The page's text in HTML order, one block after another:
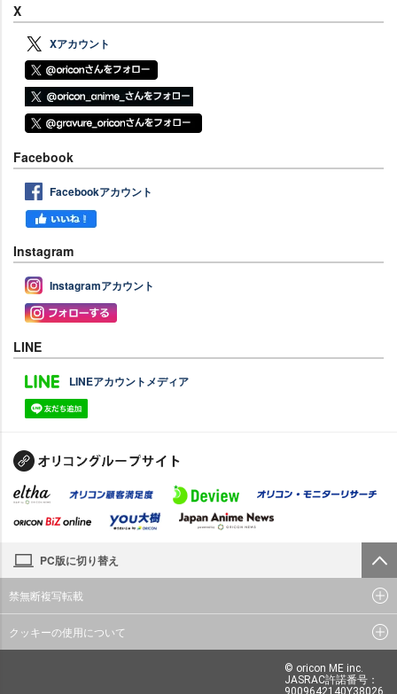
X
Xアカウント
Facebook
Facebookアカウント
Instagram
Instagramアカウント
LINE
LINEアカウントメディア
PC版に切り替え
禁無断複写転載
クッキーの使用について
© oricon ME inc.
JASRAC許諾番号：
9009642140Y38026